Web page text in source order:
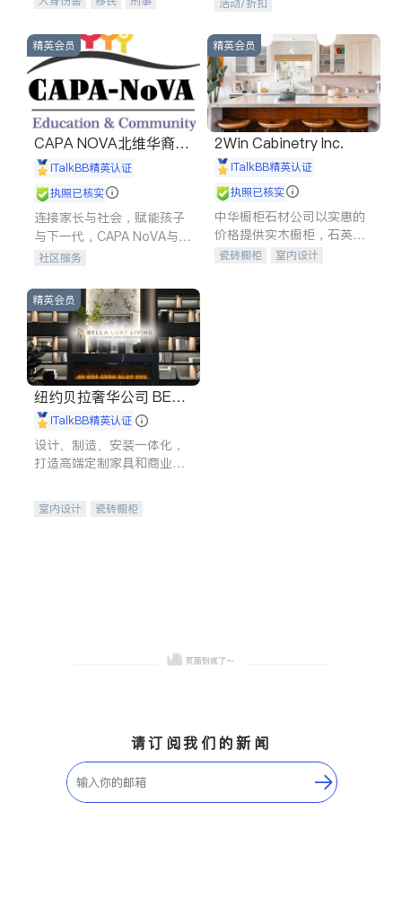
建筑合同、刑事案件全包办
信托/遗嘱
商业
索赔
律师-其它 保释
专属福利。
活动/折扣
精英会员
CAPA NOVA北维华裔家
长会iTalkBB精英认证
执照已核实
连接家长与社会，赋能孩子
与下一代，CAPA NoVA与您
携手建设包容、公平、充满
社区服务
精英会员
2Win Cabinetry Inc.
iTalkBB精英认证
执照已核实
中华橱柜石材公司以实惠的
价格提供实木橱柜，石英石
台面，多种优质不锈钢水
瓷砖橱柜
室内设计
精英会员
纽约贝拉奢华公司 BELL
A LUXE
iTalkBB精英认证
设计、制造、安装一体化，
打造高端定制家具和商业空
室内设计
瓷砖橱柜
请订阅我们的新闻